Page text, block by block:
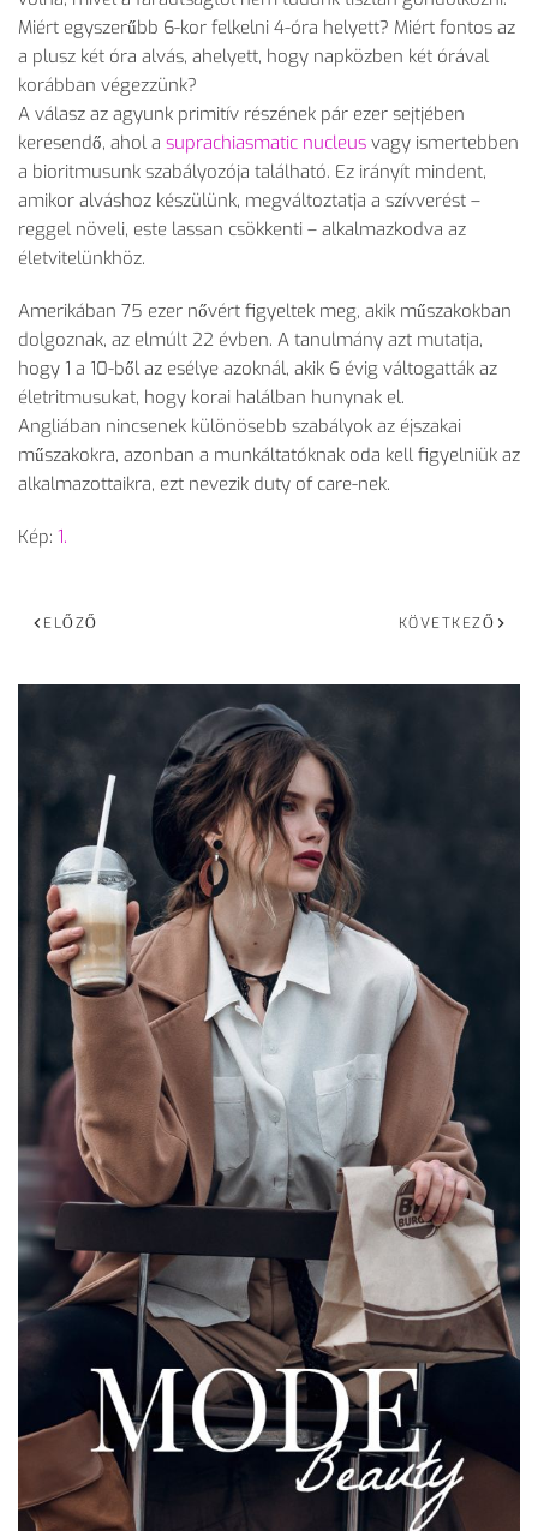
Miért egyszerűbb 6-kor felkelni 4-óra helyett? Miért fontos az
a plusz két óra alvás, ahelyett, hogy napközben két órával
korábban végezzünk?
A válasz az agyunk primitív részének pár ezer sejtjében
keresendő, ahol a suprachiasmatic nucleus vagy ismertebben
a bioritmusunk szabályozója található. Ez irányít mindent,
amikor alváshoz készülünk, megváltoztatja a szívverést –
reggel növeli, este lassan csökkenti – alkalmazkodva az
életvitelünkhöz.
Amerikában 75 ezer nővért figyeltek meg, akik műszakokban
dolgoznak, az elmúlt 22 évben. A tanulmány azt mutatja,
hogy 1 a 10-ből az esélye azoknál, akik 6 évig váltogatták az
életritmusukat, hogy korai halálban hunynak el.
Angliában nincsenek különösebb szabályok az éjszakai
műszakokra, azonban a munkáltatóknak oda kell figyelniük az
alkalmazottaikra, ezt nevezik duty of care-nek.
Kép: 1.
ELŐZŐ KÖVETKEZŐ